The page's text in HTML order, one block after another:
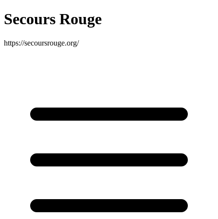
Secours Rouge
https://secoursrouge.org/